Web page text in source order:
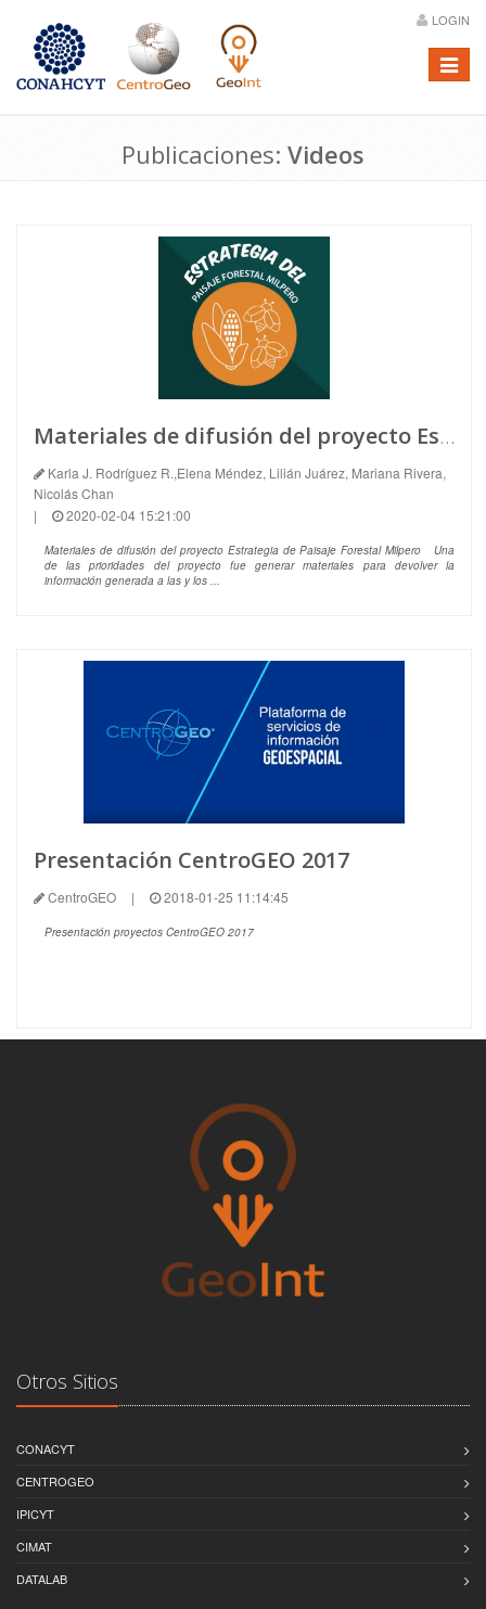
LOGIN
Menú
Publicaciones: Videos
Materiales de difusión del proyecto Estrategia de Paisaje forestal Milpero
Karla J. Rodríguez R.,Elena Méndez, Lilián Juárez, Mariana Rivera,
Nicolás Chan
|
2020-02-04 15:21:00
Materiales de difusión del proyecto Estrategia de Paisaje Forestal Milpero Una
de las prioridades del proyecto fue generar materiales para devolver la
información generada a las y los ...
Presentación CentroGEO 2017
CentroGEO | 2018-01-25 11:14:45
Presentación proyectos CentroGEO 2017
Otros Sitios
CONACYT
CENTROGEO
IPICYT
CIMAT
DATALAB